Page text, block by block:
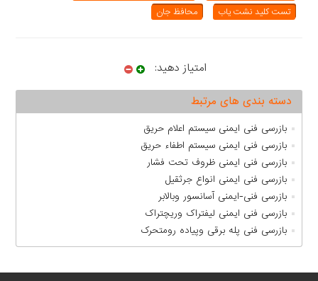
تست کلید نشت یاب
محافظ جان
امتیاز دهید:
دسته بندی های مرتبط
بازرسی فنی ایمنی سیستم اعلام حریق
بازرسی فنی ایمنی سیستم اطفاء حریق
بازرسی فنی ایمنی ظروف تحت فشار
بازرسی فنی ایمنی انواع جرثقیل
بازرسی فنی-ایمنی آسانسور وبالابر
بازرسی فنی ایمنی لیفتراک وریچتراک
بازرسی فنی پله برقی وپیاده رومتحرک